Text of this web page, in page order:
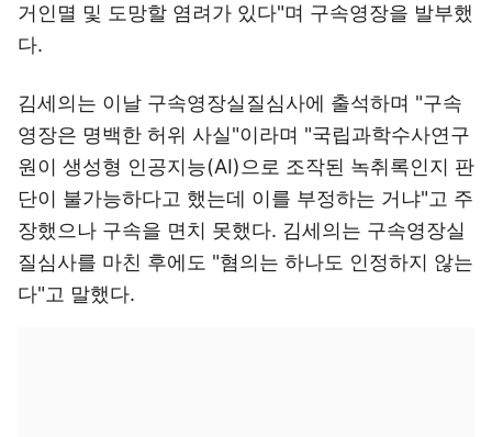
거인멸 및 도망할 염려가 있다"며 구속영장을 발부했
다.
김세의는 이날 구속영장실질심사에 출석하며 "구속
영장은 명백한 허위 사실"이라며 "국립과학수사연구
원이 생성형 인공지능(AI)으로 조작된 녹취록인지 판
단이 불가능하다고 했는데 이를 부정하는 거냐"고 주
장했으나 구속을 면치 못했다. 김세의는 구속영장실
질심사를 마친 후에도 "혐의는 하나도 인정하지 않는
다"고 말했다.